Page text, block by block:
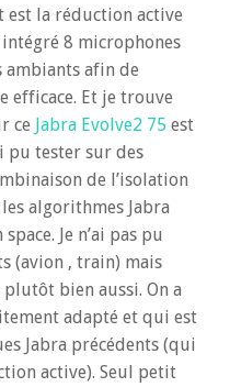
la réduction active
8 microphones
ambiants afin de
efficace. Et je trouve
ce Jabra Evolve2 75est
pu tester sur des
de l’isolation
les algorithmes Jabra
Je n’ai pas pu
(avion , train) mais
bien aussi. On a
adapté et qui est
Jabra précédents (qui
active). Seul petit